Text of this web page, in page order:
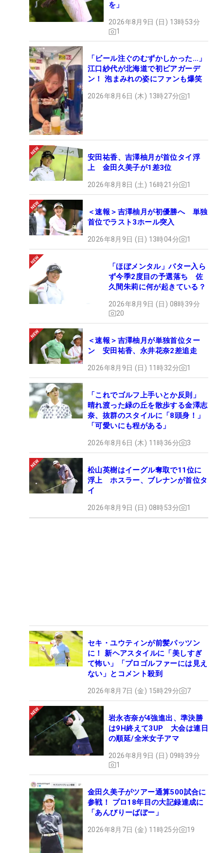
を」
2026年8月9日 (日) 13時53分
1
「ビール注ぐのむずかしかった…」
江口紗代が北海道で初ビアガーデ
ン！ 泡まみれの姿にファンも爆笑
2026年8月6日 (木) 13時27分 1
安田祐香、吉澤柚月が首位タイ浮
上 金田久美子が1差3位
2026年8月8日 (土) 16時21分 1
＜速報＞吉澤柚月が初優勝へ 単独
首位でラスト3ホール突入
2026年8月9日 (日) 13時04分 1
「ほぼメンタル」パター入ら
ず今季2度目の予選落ち 佐
久間朱莉に何が起きている？
2026年8月9日 (日) 08時39分
20
＜速報＞吉澤柚月が単独首位ター
ン 安田祐香、永井花奈2差追走
2026年8月9日 (日) 11時32分 1
「これでゴルフ上手いとか反則」
晴れ渡った緑の丘を散歩する金澤志
奈、抜群のスタイルに「8頭身！」
「可愛いにも程がある」
2026年8月6日 (木) 11時36分 3
松山英樹はイーグル奪取で11位に
浮上 ホスラー、ブレナンが首位タ
イ
2026年8月9日 (日) 08時53分 1
セキ・ユウティンが前髪パッツン
に！ 新ヘアスタイルに「美しすぎ
て怖い」「プロゴルファーには見え
ない」とコメント殺到
2026年8月7日 (金) 15時29分 7
岩永杏奈が4強進出、準決勝
は9H終えて3UP 大会は連日
の順延/全米女子アマ
2026年8月9日 (日) 09時39分
1
金田久美子がツアー通算500試合に
参戦！ プロ18年目の大記録達成に
「あんびりーばぼー」
2026年8月7日 (金) 11時25分 19